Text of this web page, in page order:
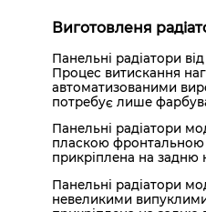
Виготовленя
Панельні радіатори
Процес витискання
автоматизованими
потребує лише
Панельні радіатори
пласкою фронтальною
прикріплена на задню
Панельні радіатори
невеликими